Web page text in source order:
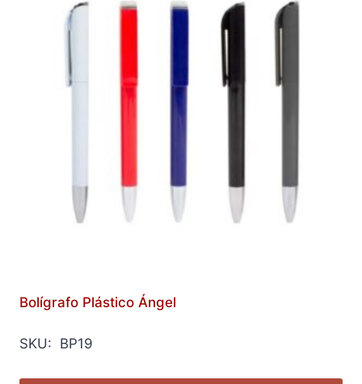
Bolígrafo Plástico Ángel
SKU: BP19